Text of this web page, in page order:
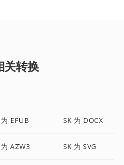
关转换
EPUB SK 为 DOCX
AZW3 SK 为 SVG